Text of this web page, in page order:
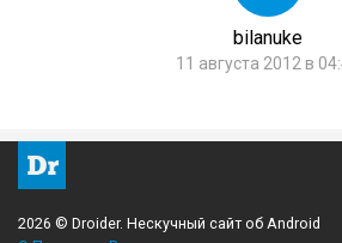
bilanuke
11 августа 2012 в
2026 © Droider. Нескучный сайт об Android